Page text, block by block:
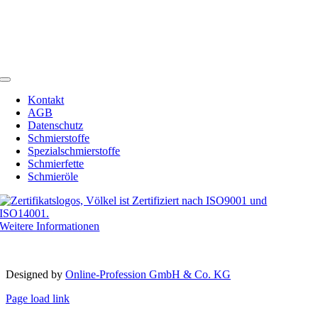
Toggle
NavigationKontakt
AGB
Datenschutz
Schmierstoffe
Spezialschmierstoffe
Schmierfette
Schmieröle
Weitere Informationen
Designed by­ Online-Profession GmbH & Co. KG
Page load link